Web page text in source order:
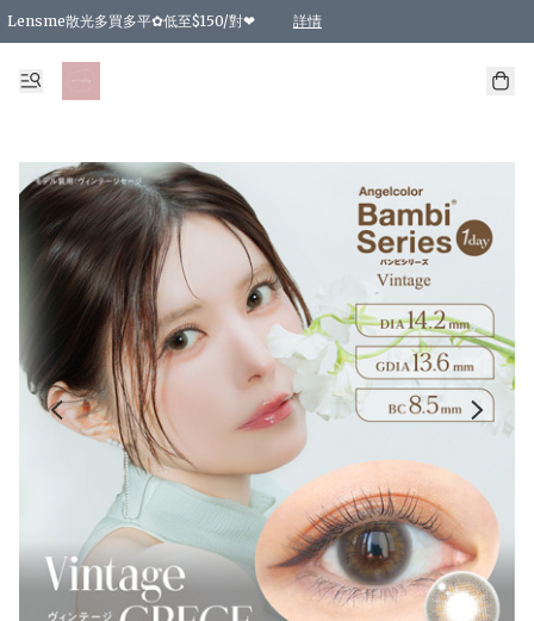
Lensme散光多買多平✿低至$150/對❤ 詳情
台灣Karacon⁩✧日拋 特價清貨❁⃘
日本韓國多款日/月拋現貨☼ 特價❤︎數量有限 售完即止
🇰🇷韓國多款月拋現貨 特價兩對$99✿數量有限 售完即止♫
精選商品，任選買2件或以上9 折；買4件或以上85 折；買6件或以上8 折
精選商品，任選買2件HKD 140.00；買4件HKD 260.00
精選商品，任選買2件HKD 190.00；買4件HKD 360.00
精選商品，任選買2件HKD 110.00；買4件HKD 180.00
精選商品，任選買2件HKD 170.00；買4件HKD 320.00
精選商品，任選買2件或以上減HKD 148.00
精選商品，任選買2件或以上減HKD 148.00
精選商品，任選買2件或以上95 折；買4件或以上9 折；買6件或以上85 折；買8件
精選商品，任選買12件或以上87 折
精選商品，任選買2件或以上減HKD 16.00；買4件或以上減HKD 32.00；買6
精選商品，任選買2件或以上95 折；買4件或以上9 折；買8件或以上85 折；買12
購物滿 HKD 800.00即享免運費優惠！（適用於 特定的送貨方式 )